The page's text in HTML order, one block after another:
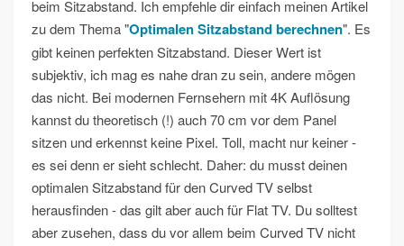
beim Sitzabstand. Ich empfehle dir einfach meinen Artikel
zu dem Thema "Optimalen Sitzabstand berechnen". Es
gibt keinen perfekten Sitzabstand. Dieser Wert ist
subjektiv, ich mag es nahe dran zu sein, andere mögen
das nicht. Bei modernen Fernsehern mit 4K Auflösung
kannst du theoretisch (!) auch 70 cm vor dem Panel
sitzen und erkennst keine Pixel. Toll, macht nur keiner -
es sei denn er sieht schlecht. Daher: du musst deinen
optimalen Sitzabstand für den Curved TV selbst
herausfinden - das gilt aber auch für Flat TV. Du solltest
aber zusehen, dass du vor allem beim Curved TV nicht